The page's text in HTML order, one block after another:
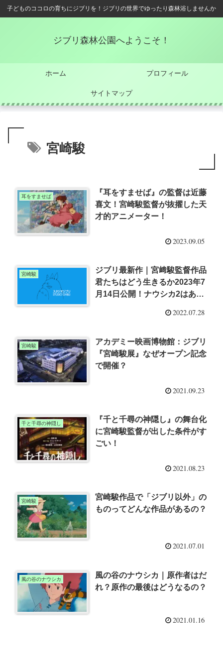
子どものココロの育ちにジブリを！ジブリの世界でゆったり森林浴しませんか
ジブリ森林公園へようこそ！
ホーム プロフィール
サイトマップ
宮崎駿
耳をすませば
『耳をすませば』の監督は近藤
喜文！宮崎駿監督が抜擢した天
才的アニメーター！
2023.09.05
宮崎駿
ジブリ最新作｜宮﨑駿監督作品
君たちはどう生きるか2023年7
月14日公開！ナウシカ2はある
2022.07.28
宮崎駿
アカデミー映画博物館：ジブリ
『宮崎駿展』なぜオープン記念
で開催？
2021.09.23
千と千尋の神隠し
『千と千尋の神隠し』の舞台化
に宮崎駿監督が出した条件がす
ごい！
2021.08.23
宮崎駿
宮崎駿作品で「ジブリ以外」の
ものってどんな作品があるの？
2021.07.01
風の谷のナウシカ
風の谷のナウシカ｜原作者はだ
れ？原作の最後はどうなるの？
2021.01.16